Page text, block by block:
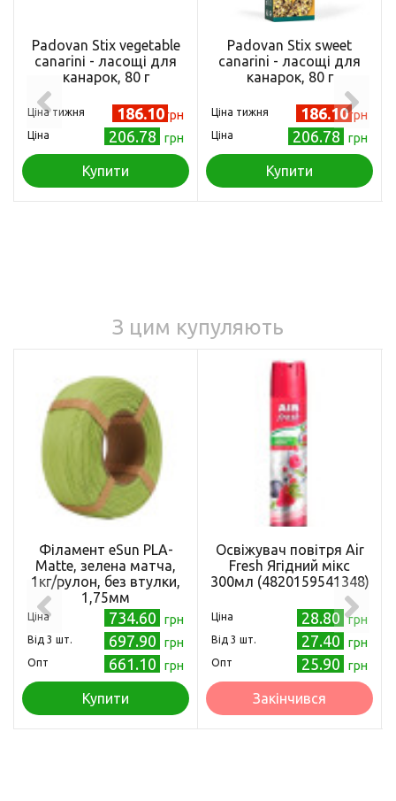
Padovan Stix vegetable
canarinі - ласощі для
канарок, 80 г
Ціна тижня 186.10 грн
Ціна 206.78 грн
Купити
Padovan Stix sweet
canarini - ласощі для
канарок, 80 г
Ціна тижня 186.10грн
Ціна 206.78 грн
Купити
З цим купуляють
Філамент eSun PLA-
Matte, зелена матча,
1кг/рулон, без втулки,
1,75мм
Ціна 734.60 грн
Від 3 шт. 697.90 грн
Опт 661.10 грн
Купити
Освіжувач повітря Air
Fresh Ягідний мікс
300мл (4820159541348)
Ціна 28.80 грн
Від 3 шт. 27.40 грн
Опт 25.90 грн
Закінчився